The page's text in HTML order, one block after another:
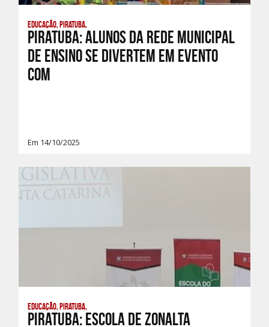
Educação, Piratuba,
PIRATUBA: ALUNOS DA REDE MUNICIPAL
DE ENSINO SE DIVERTEM EM EVENTO
COM
Em 14/10/2025
Educação, Piratuba,
PIRATUBA: ESCOLA DE ZONALTA